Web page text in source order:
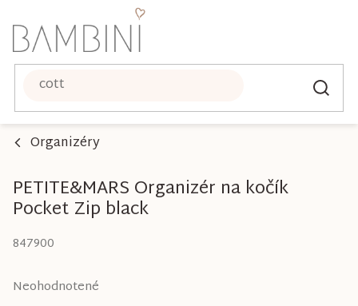
na
obsah
Organizéry
PETITE&MARS Organizér na kočík
Pocket Zip black
847900
Priemerné
Neohodnotené